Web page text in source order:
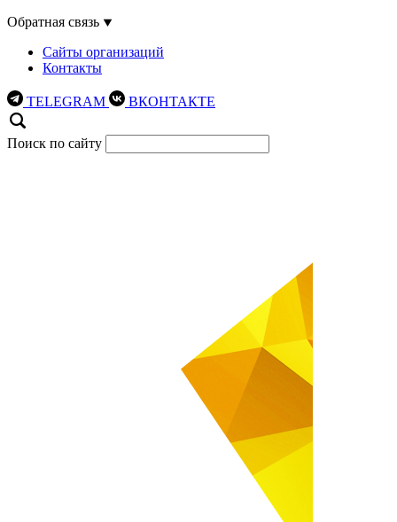
Обратная связь
Сайты организаций
Контакты
TELEGRAM ВКОНТАКТЕ
Поиск по сайту